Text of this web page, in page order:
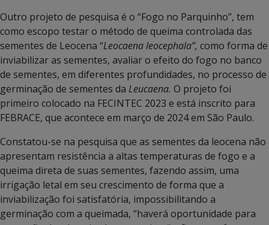
Outro projeto de pesquisa é o “Fogo no Parquinho”, tem
como escopo testar o método de queima controlada das
sementes de Leocena “Leocaena leocephala”, como forma de
inviabilizar as sementes, avaliar o efeito do fogo no banco
de sementes, em diferentes profundidades, no processo de
germinação de sementes da Leucaena. O projeto foi
primeiro colocado na FECINTEC 2023 e está inscrito para
FEBRACE, que acontece em março de 2024 em São Paulo.
Constatou-se na pesquisa que as sementes da leocena não
apresentam resistência a altas temperaturas de fogo e a
queima direta de suas sementes, fazendo assim, uma
irrigação letal em seu crescimento de forma que a
inviabilização foi satisfatória, impossibilitando a
germinação com a queimada, “haverá oportunidade para